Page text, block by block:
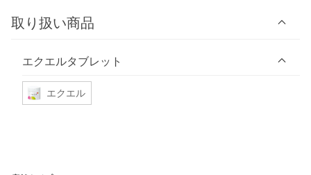
取り扱い商品
エクエルタブレット
エクエル